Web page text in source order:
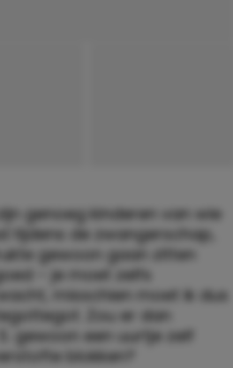
genoeg kinderen van wie
tijdens de zwangerschap,
gewoon gaan zitten
– je moet zelfs
misschien moet ik dus
Zou er dan
gewoon een uurtje zelf
blokken?